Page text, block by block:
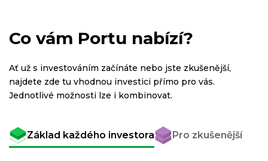
Co vám Portu nabízí?
Ať už s investováním začínáte nebo jste zkušenější,
najdete zde tu vhodnou investici přímo pro vás.
Jednotlivé možnosti lze i kombinovat.
Základ každého investora Pro zkušenější